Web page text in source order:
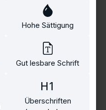
Hohe Sättigung
Gut lesbare Schrift
Überschriften